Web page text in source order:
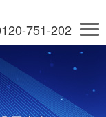
751-202